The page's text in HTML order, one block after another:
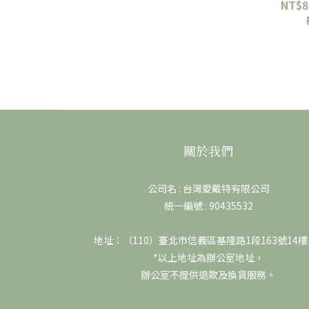
關於我們
公司名 : 台灣愛戴特有限公司
統一編號 : 90435532
地址：（110）臺北市信義區基隆路1段163號14樓
*以上地址為辦公室地址，
辦公室不提供退款及換貨服務。